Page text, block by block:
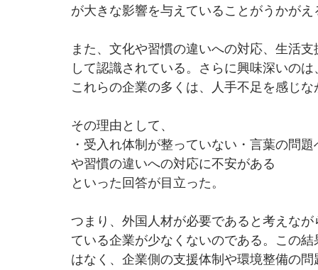
が大きな影響を与えていることがうかがえ
また、文化や習慣の違いへの対応、生活
して認識されている。さらに興味深いの
これらの企業の多くは、人手不足を感じ
その理由として、
・受入れ体制が整っていない・言葉の問
や習慣の違いへの対応に不安がある
といった回答が目立った。
つまり、外国人材が必要であると考えな
ている企業が少なくないのである。この
はなく、企業側の支援体制や環境整備の